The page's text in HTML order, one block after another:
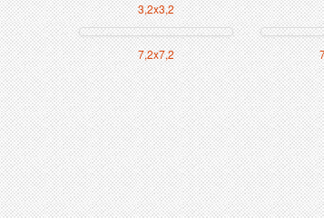
3,2x3,2
7,2x7,2